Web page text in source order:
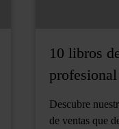
10 libros
Descubre
de ventas que